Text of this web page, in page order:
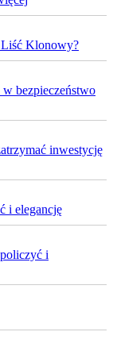
Liść Klonowy?
bezpieczeństwo
inwestycję
i elegancję
i